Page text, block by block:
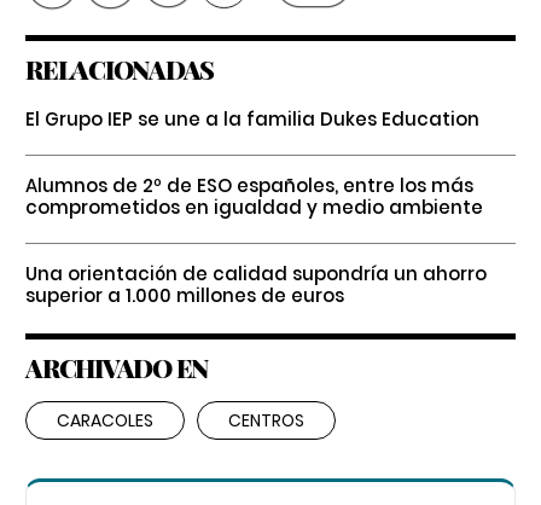
RELACIONADAS
El Grupo IEP se une a la familia Dukes Education
Alumnos de 2º de ESO españoles, entre los más
comprometidos en igualdad y medio ambiente
Una orientación de calidad supondría un ahorro
superior a 1.000 millones de euros
ARCHIVADO EN
CARACOLES CENTROS